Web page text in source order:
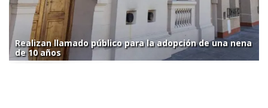
Realizan llamado público para la adopción de una nena
de 10 años